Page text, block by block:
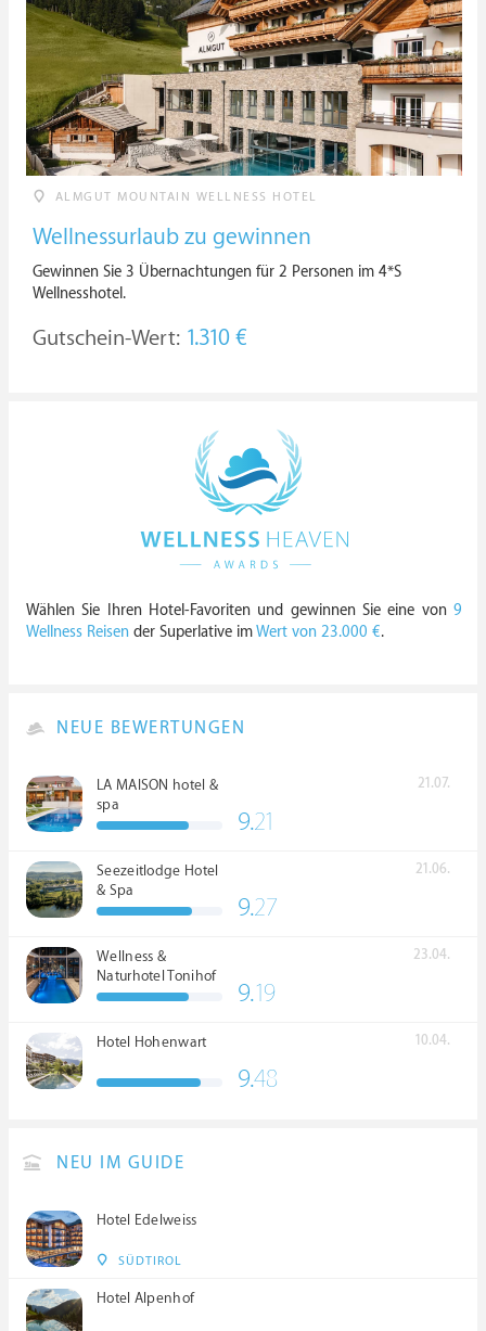
ALMGUT MOUNTAIN WELLNESS HOTEL
Wellnessurlaub zu gewinnen
Gewinnen Sie 3 Übernachtungen für 2 Personen im 4*S
Wellnesshotel.
Gutschein-Wert: 1.310 €
Wählen Sie Ihren Hotel-Favoriten und gewinnen Sie eine von 9
Wellness Reisen der Superlative imWert von 23.000 €.
NEUE BEWERTUNGEN
LA MAISON hotel &
spa
21.07.
9.21
Seezeitlodge Hotel
& Spa
21.06.
9.27
Wellness &
Naturhotel Tonihof
****S
23.04.
9.19
Hotel Hohenwart 10.04.
9.48
NEU IM GUIDE
Hotel Edelweiss
SÜDTIROL
Hotel Alpenhof